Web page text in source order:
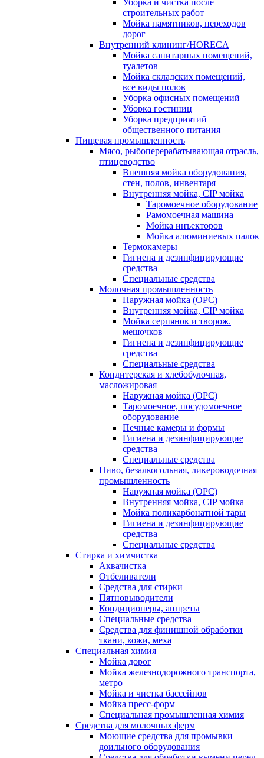
Уборка и чистка после
строительных работ
Мойка памятников, переходов
дорог
Внутренний клининг/HORECA
Мойка санитарных помещений,
туалетов
Мойка складских помещений,
все виды полов
Уборка офисных помещений
Уборка гостиниц
Уборка предприятий
общественного питания
Пищевая промышленность
Мясо, рыбоперерабатывающая отрасль,
птицеводство
Внешняя мойка оборудования,
стен, полов, инвентаря
Внутренняя мойка, CIP мойка
Таромоечное оборудование
Рамомоечная машина
Мойка инъекторов
Мойка алюминиевых палок
Термокамеры
Гигиена и дезинфицирующие
средства
Специальные средства
Молочная промышленность
Наружная мойка (ОРС)
Внутренняя мойка, CIP мойка
Мойка серпянок и творож.
мешочков
Гигиена и дезинфицирующие
средства
Специальные средства
Кондитерская и хлебобулочная,
масложировая
Наружная мойка (ОРС)
Таромоечное, посудомоечное
оборудование
Печные камеры и формы
Гигиена и дезинфицирующие
средства
Специальные средства
Пиво, безалкогольная, ликероводочная
промышленность
Наружная мойка (ОРС)
Внутренняя мойка, CIP мойка
Мойка поликарбонатной тары
Гигиена и дезинфицирующие
средства
Специальные средства
Стирка и химчистка
Аквачистка
Отбеливатели
Средства для стирки
Пятновыводители
Кондиционеры, аппреты
Специальные средства
Средства для финишной обработки
ткани, кожи, меха
Специальная химия
Мойка дорог
Мойка железнодорожного транспорта,
метро
Мойка и чистка бассейнов
Мойка пресс-форм
Специальная промышленная химия
Средства для молочных ферм
Моющие средства для промывки
доильного оборудования